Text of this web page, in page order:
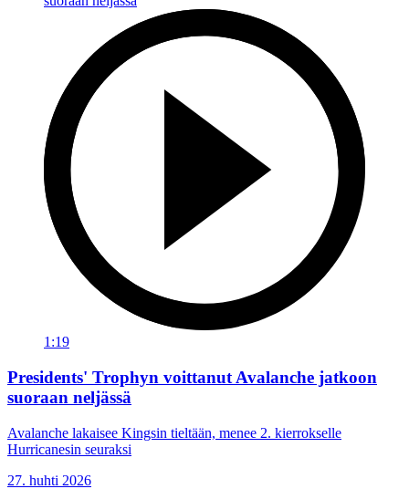
1:19
Presidents' Trophyn voittanut Avalanche jatkoon
suoraan neljässä
Avalanche lakaisee Kingsin tieltään, menee 2. kierrokselle
Hurricanesin seuraksi
27. huhti 2026